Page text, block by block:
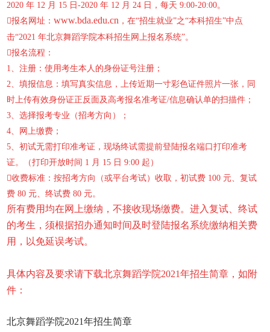
2020 年 12 月 15 日-2020 年 12 月 24 日，每天 9:00-20:00。
报名网址：www.bda.edu.cn ，在“招生就业”之“本科招生”中点
击“2021 年北京舞蹈学院本科招生网上报名系统”。
报名流程：
1、注册：使用考生本人的身份证号注册；
2、填报信息：填写真实信息，上传近期一寸彩色证件照片一张，同
时上传有效身份证正反面及高考报名准考证/信息确认单的扫描件；
3、选择报考专业（招考方向）；
4、网上缴费；
5、初试无需打印准考证，现场终试需提前登陆报名端口打印准考
证。（打印开放时间 1 月 15 日 9:00 起）
收费标准：按招考方向（或平台考试）收取，初试费 100 元、复试
费 80 元、终试费 80 元。
所有费用均在网上缴纳，不接收现场缴费。进入复试、终试
的考生，须根据招办通知时间及时登陆报名系统缴纳相关费
用，以免延误考试。
具体内容及要求请下载北京舞蹈学院2021年招生简章，如附
件：
北京舞蹈学院2021年招生简章